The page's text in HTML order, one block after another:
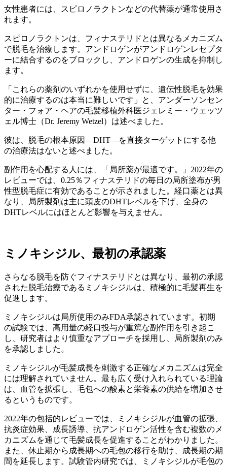
女性患者には、スピロノラクトンなどの代替薬が通常使用さ
れます。
スピロノラクトンは、フィナステリドとは異なるメカニズム
で脱毛を治療します。アンドロゲンがアンドロゲンレセプタ
ーに結合するのをブロックし、アンドロゲンの生成を抑制し
ます。
「これらの薬剤のいずれかを使用せずに、遺伝性脱毛を効果
的に治療するのは本当に難しいです」と、アンダーソンセン
ター・フォア・ヘアの毛髪移植外科医ジェレミー・ウェッツ
ェル博士（Dr. Jeremy Wetzel）は述べました。
彼は、脱毛の根本原因—DHT—を直接ターゲットにする他
の治療法はないと述べました。
副作用を心配する人には、「局所薬が最適です。」2022年の
レビューでは、0.25％フィナステリドの毎日の局所塗布が男
性型脱毛症に有効であることが示されました。経口薬とは異
なり、局所製剤は主に頭皮のDHTレベルを下げ、全身の
DHTレベルにはほとんど影響を与えません。
ミノキシジル、最初の承認薬
さらなる脱毛を防ぐフィナステリドとは異なり、最初の承認
された脱毛治療であるミノキシジルは、積極的に毛髪再生を
促進します。
ミノキシジルは局所使用のみFDA承認されています。初期
の試験では、高用量の経口投与が重篤な副作用を引き起こ
し、研究者はより慎重なアプローチを採用し、局所製剤のみ
を承認しました。
ミノキシジルが毛髪成長を刺激する正確なメカニズムは完全
には理解されていません。最も広く受け入れられている理論
は、血管を拡張し、毛包への酸素と栄養素の供給を増加させ
るというものです。
2022年の包括的レビューでは、ミノキシジルが血管の拡張、
抗炎症効果、成長誘導、抗アンドロゲン活性を含む複数のメ
カニズムを通じて毛髪成長を促進することがわかりました。
また、休止期から成長期への毛包の移行を助け、成長期の期
間を延長します。試験管内研究では、ミノキシジルが毛包の